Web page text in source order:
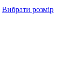
Вибрати розмір